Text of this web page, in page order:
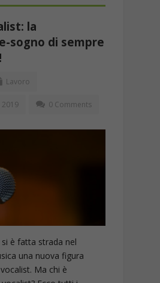
la
sogno di sempre
Lavoro
0 Comments
è fatta strada nel
una nuova figura
Ma chi è